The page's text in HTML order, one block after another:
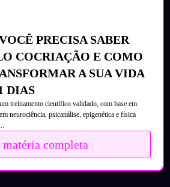
PRECISA SABER
COCRIAÇÃO E COMO
A SUA VIDA
DIAS
treinamento científico validado, com base em
neurociência, psicanálise, epigenética e física
completa